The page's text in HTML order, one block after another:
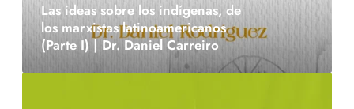
Las ideas sobre los indígenas, de
los marxistas latinoamericanos
(Parte I) | Dr. Daniel Carreiro